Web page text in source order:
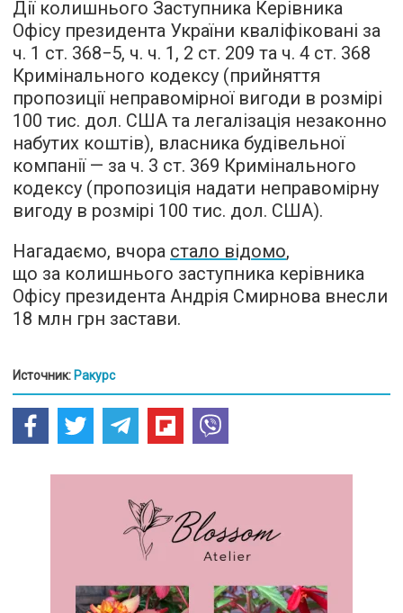
Дії колишнього Заступника Керівника
Офісу президента України кваліфіковані за
ч. 1 ст. 368−5, ч. ч. 1, 2 ст. 209 та ч. 4 ст. 368
Кримінального кодексу (прийняття
пропозиції неправомірної вигоди в розмірі
100 тис. дол. США та легалізація незаконно
набутих коштів), власника будівельної
компанії — за ч. 3 ст. 369 Кримінального
кодексу (пропозиція надати неправомірну
вигоду в розмірі 100 тис. дол. США).
Нагадаємо, вчора стало відомо,
що за колишнього заступника керівника
Офісу президента Андрія Смирнова внесли
18 млн грн застави.
Источник: Ракурс